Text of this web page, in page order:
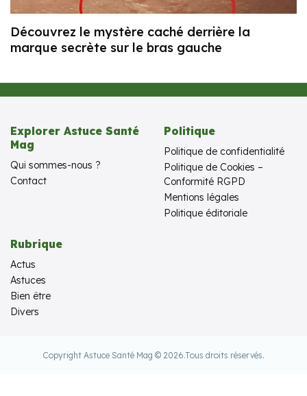
Découvrez le mystère caché derrière la
marque secrète sur le bras gauche
Explorer Astuce Santé
Mag
Qui sommes-nous ?
Contact
Politique
Politique de confidentialité
Politique de Cookies –
Conformité RGPD
Mentions légales
Politique éditoriale
Rubrique
Actus
Astuces
Bien être
Divers
Copyright Astuce Santé Mag © 2026.Tous droits réservés.